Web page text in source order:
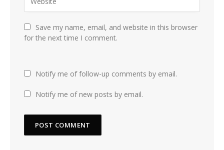
Save my name, email, and website in this browser
for the next time I comment.
Notify me of follow-up comments by email.
Notify me of new posts by email.